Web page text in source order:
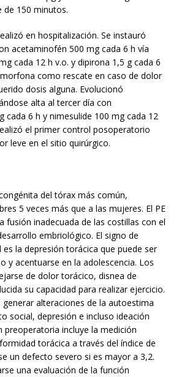
150 minutos.
en hospitalización. Se instauró
acetaminofén 500 mg cada 6 h vía
cada 12 h v.o. y dipirona 1,5 g cada 6
como rescate en caso de dolor
dosis alguna. Evolucionó
alta al tercer día con
cada 6 h y nimesulide 100 mg cada 12
el primer control posoperatorio
leve en el sitio quirúrgico.
del tórax más común,
5 veces más que a las mujeres. El PE
fusión inadecuada de las costillas con el
embriológico. El signo de
la depresión torácica que puede ser
y acentuarse en la adolescencia. Los
de dolor torácico, disnea de
su capacidad para realizar ejercicio.
generar alteraciones de la autoestima
social, depresión e incluso ideación
preoperatoria incluye la medición
torácica a través del índice de
un defecto severo si es mayor a 3,2.
una evaluación de la función